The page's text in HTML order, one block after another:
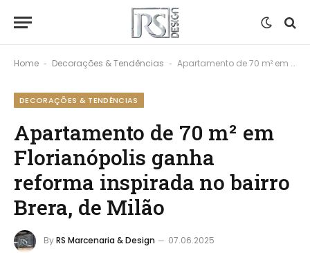
Home - Decorações & Tendências - Apartamento de 70 m² em Florianópolis ganha reforma inspirada no bairro Brera, de Milão
DECORAÇÕES & TENDÊNCIAS
Apartamento de 70 m² em
Florianópolis ganha
reforma inspirada no bairro
Brera, de Milão
ByRS Marcenaria & Design
07.06.2025